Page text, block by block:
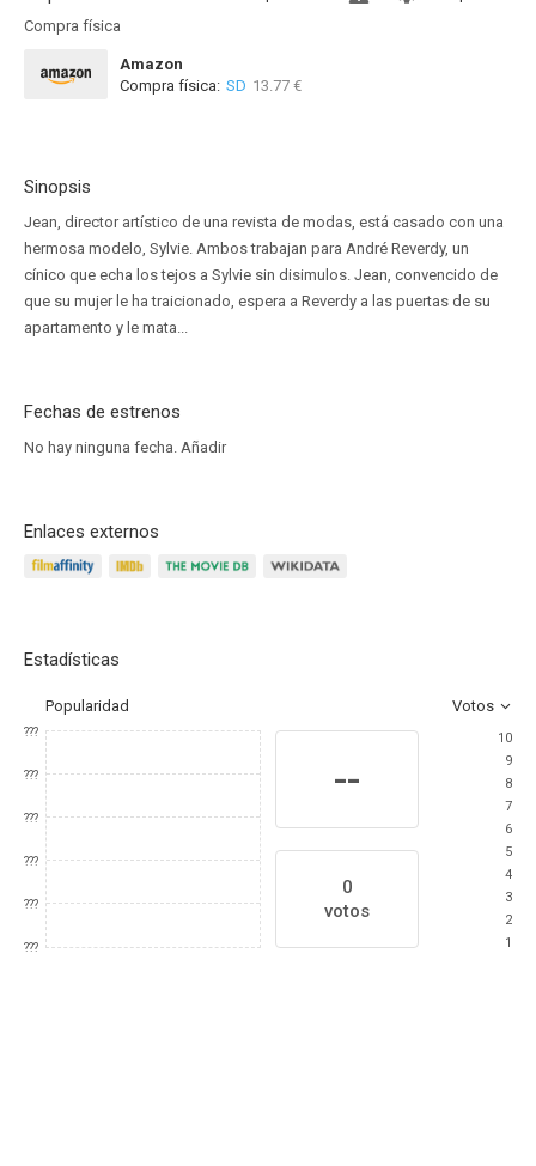
Compra física
Amazon
Compra física: SD 13.77 €
Sinopsis
Jean, director artístico de una revista de modas, está casado con una
hermosa modelo, Sylvie. Ambos trabajan para André Reverdy, un
cínico que echa los tejos a Sylvie sin disimulos. Jean, convencido de
que su mujer le ha traicionado, espera a Reverdy a las puertas de su
apartamento y le mata...
Fechas de estrenos
No hay ninguna fecha. Añadir
Enlaces externos
Estadísticas
Popularidad Votos
???
???
???
???
???
???
--
0
votos
10
9
8
7
6
5
4
3
2
1